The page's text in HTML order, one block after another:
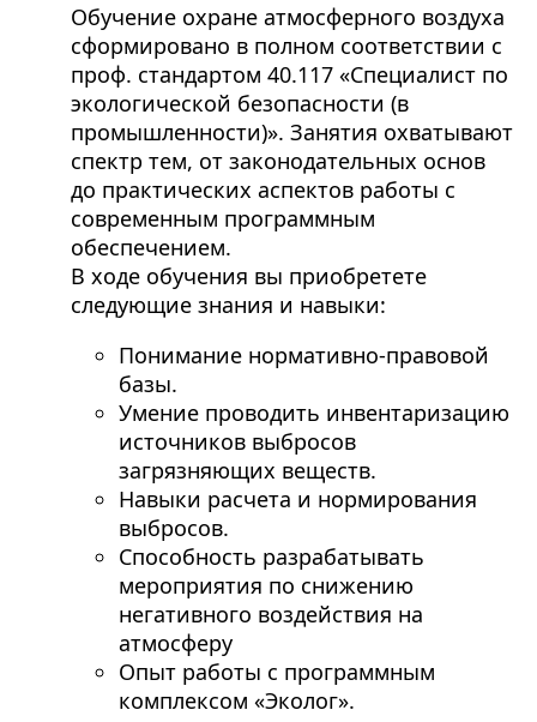
Обучение охране атмосферного воздуха
сформировано в полном соответствии с
проф. стандартом 40.117 «Специалист по
экологической безопасности (в
промышленности)». Занятия охватывают
спектр тем, от законодательных основ
до практических аспектов работы с
современным программным
обеспечением.
В ходе обучения вы приобретете
следующие знания и навыки:
Понимание нормативно-правовой
базы.
Умение проводить инвентаризацию
источников выбросов
загрязняющих веществ.
Навыки расчета и нормирования
выбросов.
Способность разрабатывать
мероприятия по снижению
негативного воздействия на
атмосферу
Опыт работы с программным
комплексом «Эколог».